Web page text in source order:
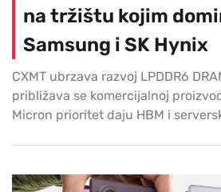
na tržištu kojim
Samsung i SK Hynix
CXMT ubrzava razvoj LPDDR6
približava se komercijalnoj
Micron prioritet daju HBM i